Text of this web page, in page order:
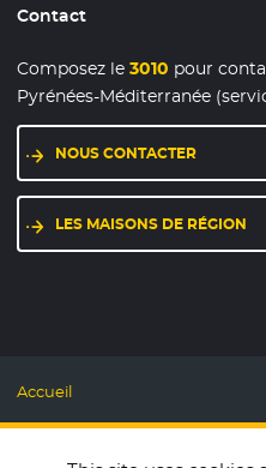
Contact
Composez le3010 pour
Pyrénées-Méditerranée
NOUS CONTACTER
LES MAISONS DE RÉGION
Accueil
Mentions légales